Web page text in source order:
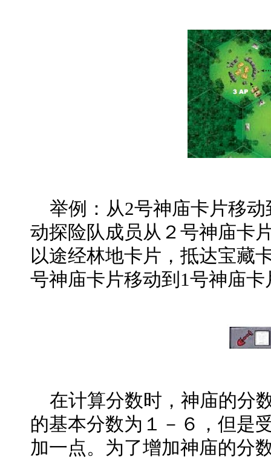
举例：从2号神庙卡片移动
动探险队成员从２号神庙卡
以途经林地卡片，抵达宝藏
号神庙卡片移动到1号神庙
在计算分数时，神庙的分
的基本分数为１－６，但是
加一点。为了增加神庙的分